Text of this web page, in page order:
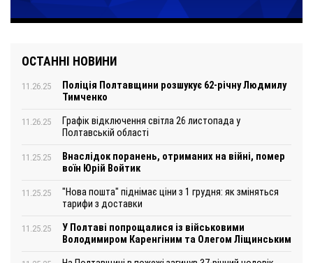
ОСТАННІ НОВИНИ
11.26.25
Поліція Полтавщини розшукує 62-річну Людмилу
Тимченко
11.26.25
Графік відключення світла 26 листопада у
Полтавській області
11.25.25
Внаслідок поранень, отриманих на війні, помер
воїн Юрій Войтик
11.25.25
"Нова пошта" піднімає ціни з 1 грудня: як зміняться
тарифи з доставки
11.25.25
У Полтаві попрощалися із військовими
Володимиром Каренгіним та Олегом Ліщинським